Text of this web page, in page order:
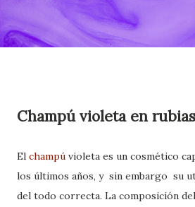
Champú violeta en rubias
El champú violeta es un cosmético
los últimos años, y sin embargo su
del todo correcta. La composición